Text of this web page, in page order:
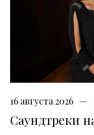
16 августа 2026
Саундтреки